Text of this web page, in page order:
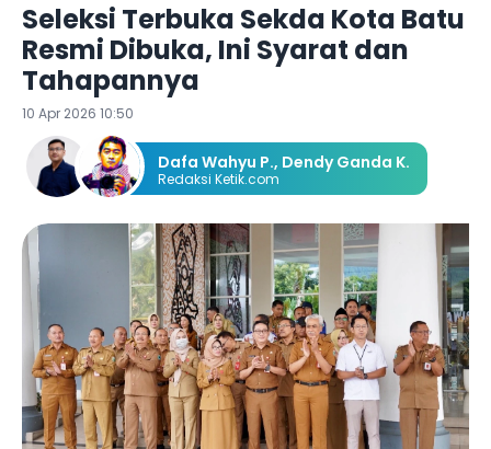
Seleksi Terbuka Sekda Kota Batu
Resmi Dibuka, Ini Syarat dan
Tahapannya
10 Apr 2026 10:50
Dafa Wahyu P., Dendy Ganda K.
Redaksi Ketik.com